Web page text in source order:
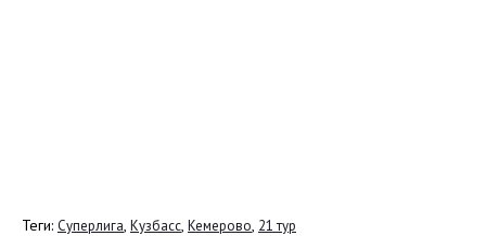
Теги: Суперлига, Кузбасс, Кемерово, 21 тур